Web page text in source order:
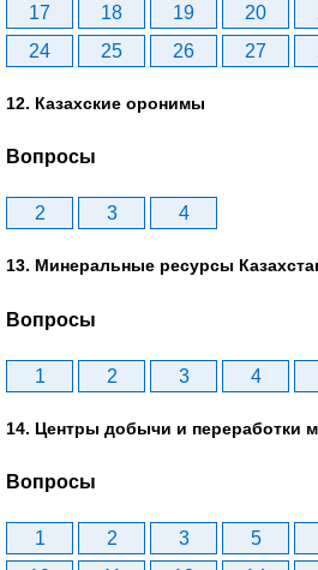
17
18 19 20
24
25 26 27
12. Казахские оронимы
Вопросы
2 3 4
13. Минеральные ресурсы
Вопросы
1 2 3 4
14. Центры добычи и переработки
Вопросы
1 2 3 5